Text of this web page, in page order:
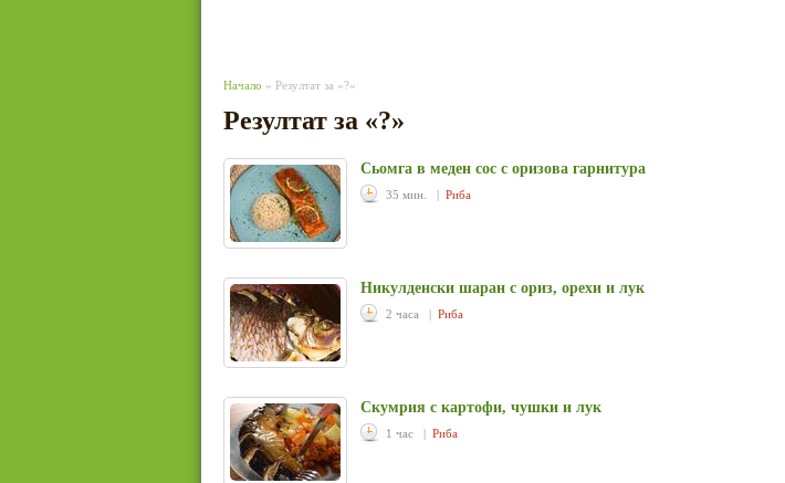
Начало » Резултат за «?»
Резултат за «?»
Сьомга в меден сос с оризова гарнитура
35 мин. | Риба
Никулденски шаран с ориз, орехи и лук
2 часа | Риба
Скумрия с картофи, чушки и лук
1 час | Риба